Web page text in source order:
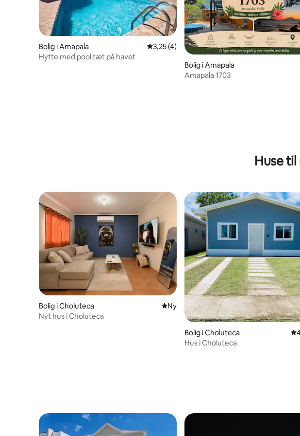
Bolig i Amapala 3,25 ud af 5 i gennemsnitlig bedømmelse, 4
3,25 (4)
Hytte med pool tæt på havet
Bolig i Amapala
Amapala 1703
Huse
Bolig i Choluteca Nyt overnatningssted
Ny
Nyt hus i Choluteca
Bolig i Choluteca
Hus i Choluteca